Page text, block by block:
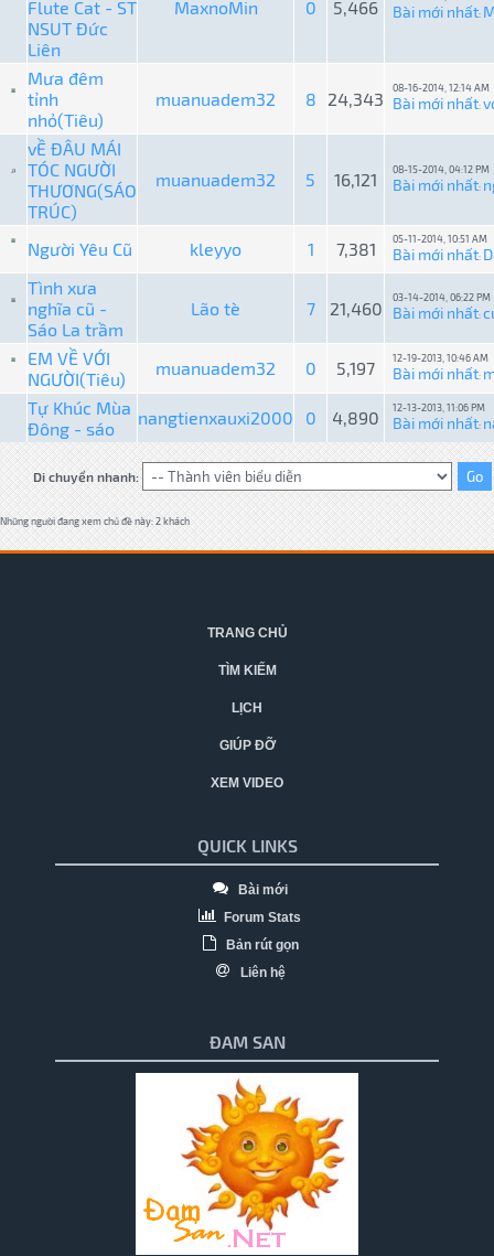
Flute Cat - ST
NSUT Đức
Liên
MaxnoMin 0 5,466 Bài mới nhất:
Mưa đêm
tỉnh
nhỏ(Tiêu)
muanuadem32 8 24,343
08-16-2014, 12:14 AM
Bài mới nhất:
vỀ ĐÂU MÁI
TÓC NGƯỜI
THƯƠNG(SÁO
TRÚC)
muanuadem32 5 16,121 08-15-2014, 04:12 PM
Bài mới nhất:
Người Yêu Cũ kleyyo 1 7,381 05-11-2014, 10:51 AM
Bài mới nhất:
Tình xưa
nghĩa cũ -
Sáo La trầm
Lão tè 7 21,460
03-14-2014, 06:22 PM
Bài mới nhất:
EM VỀ VỚI
NGƯỜI(Tiêu)
muanuadem32 0 5,197 12-19-2013, 10:46 AM
Bài mới nhất:
Tự Khúc Mùa
Đông - sáo
nangtienxauxi2000 0 4,890 12-13-2013, 11:06 PM
Bài mới nhất:
Di chuyển nhanh:
Những người đang xem chủ đề này: 2 khách
TRANG CHỦ
TÌM KIẾM
LỊCH
GIÚP ĐỠ
XEM VIDEO
QUICK LINKS
Bài mới
Forum Stats
Bản rút gọn
Liên hệ
ĐAM SAN